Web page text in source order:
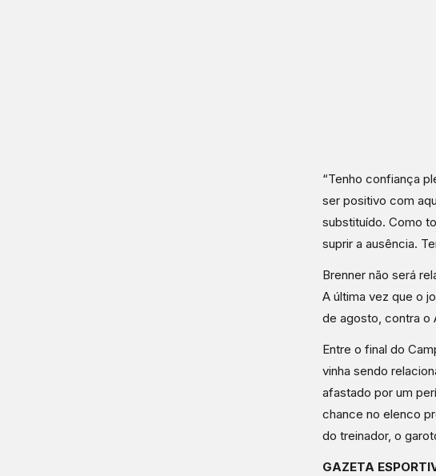
“Tenho confiança
ser positivo com
substituído. Como
suprir a ausência.
Brenner não será
A última vez que o
de agosto, contra o
Entre o final do
vinha sendo
afastado por um
chance no elenco
do treinador, o
GAZETA